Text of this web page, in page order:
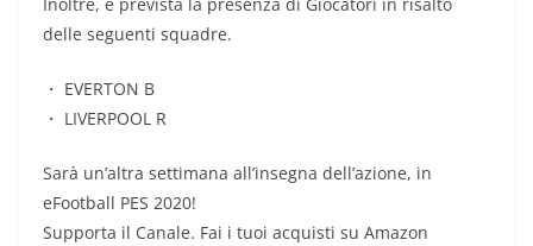
Inoltre, è prevista la presenza di Giocatori in risalto
delle seguenti squadre.
・ EVERTON B
・ LIVERPOOL R
Sarà un’altra settimana all’insegna dell’azione, in
eFootball PES 2020!
Supporta il Canale. Fai i tuoi acquisti su Amazon